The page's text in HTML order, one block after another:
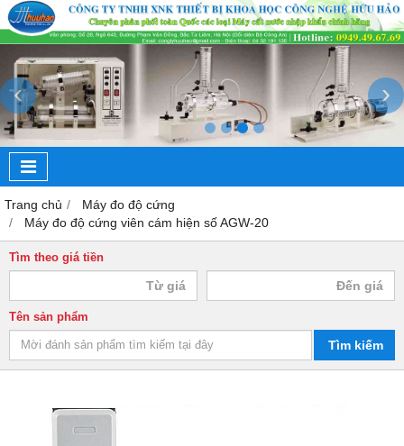
‹ ›
Trang chủ
Máy đo độ cứng
Máy đo độ cứng viên cám hiện số AGW-20
Tìm theo giá tiền
Tên sản phẩm
Tìm kiếm